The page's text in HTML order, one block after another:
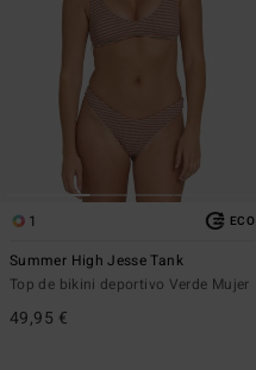
1 ECO
Summer High Jesse Tank
Top de bikini deportivo Verde Mujer
49,95 €